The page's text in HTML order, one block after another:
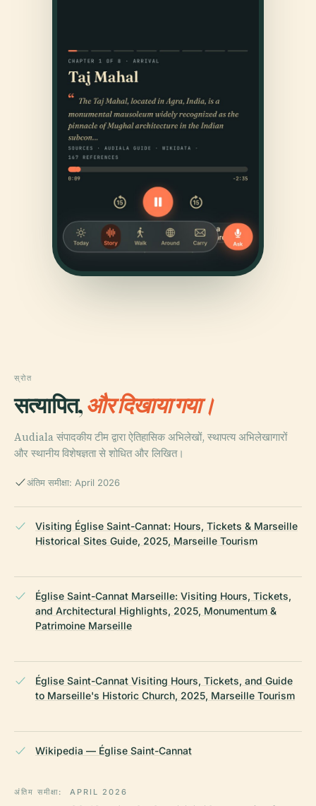
स्रोत
सत्यापित,और दिखाया गया।
Audiala संपादकीय टीम द्वारा ऐतिहासिक अभिलेखों, स्थापत्य अभिलेखागारों
और स्थानीय विशेषज्ञता से शोधित और लिखित।
अंतिम समीक्षा: April 2026
Visiting Église Saint-Cannat: Hours, Tickets & Marseille
Historical Sites Guide, 2025, Marseille Tourism
Église Saint-Cannat Marseille: Visiting Hours, Tickets,
and Architectural Highlights, 2025, Monumentum &
Patrimoine Marseille
Église Saint-Cannat Visiting Hours, Tickets, and Guide
to Marseille's Historic Church, 2025, Marseille Tourism
Wikipedia — Église Saint-Cannat
अंतिम समीक्षा: APRIL 2026